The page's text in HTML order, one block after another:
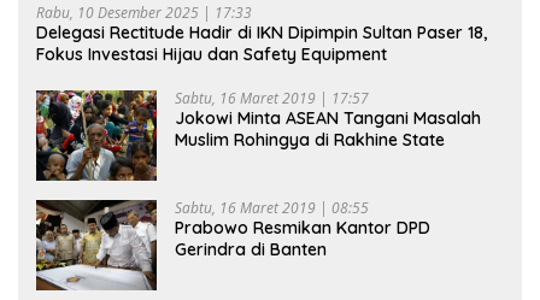
Rabu, 10 Desember 2025 | 17:33
Delegasi Rectitude Hadir di IKN Dipimpin Sultan Paser 18,
Fokus Investasi Hijau dan Safety Equipment
Sabtu, 16 Maret 2019 | 17:57
Jokowi Minta ASEAN Tangani Masalah
Muslim Rohingya di Rakhine State
Sabtu, 16 Maret 2019 | 08:55
Prabowo Resmikan Kantor DPD
Gerindra di Banten